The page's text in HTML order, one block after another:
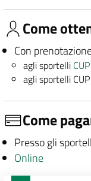
Come
Con
agli sportelli CUP
agli sportelli
Come
Presso gli
Online